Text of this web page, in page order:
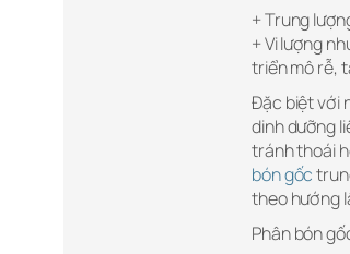
+ Trung
+ Vi lượng
triển mô rễ,
Đặc biệt với
dinh dưỡng
tránh thoái
bón gốc
theo hướng
Phân bón